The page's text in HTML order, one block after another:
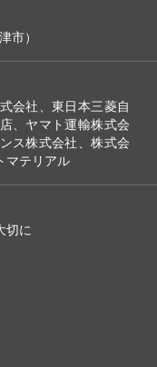
市）
会社、東日本三菱自
、ヤマト運輸株式会
ス株式会社、株式会
マテリアル
切に